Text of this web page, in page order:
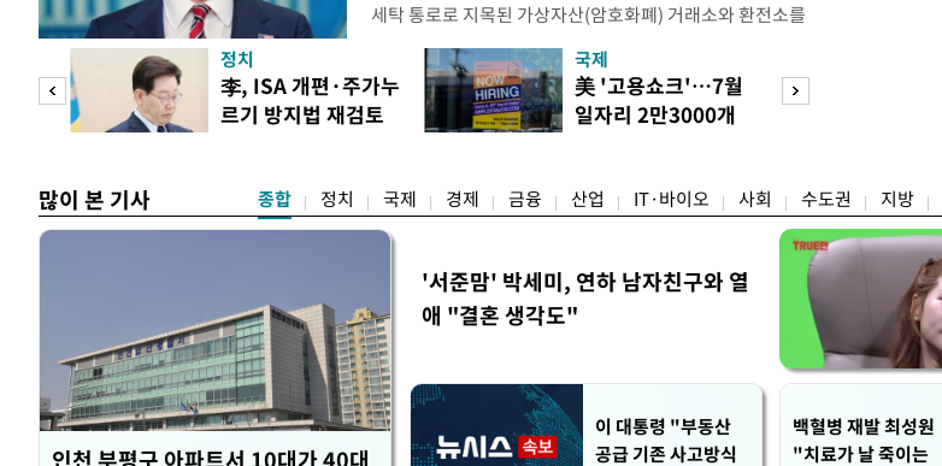
세탁 통로로 지목된 가상자산(암호화폐) 거래소와 환전소를
무더기 제재했다. 미 재무부 해외자산통제국(OFAC)은 이날
이란혁명수비대(IRGC) 자금 조달에 이용된 디지털 자산 거
래소와, 이란의 해외 석유 판매 대금 회수에 동원된 환전 네
트워크를 각각 제재한다고 밝혔다. 동유럽 조지아
정치
李, ISA 개편·주가누
르기 방지법 재검토
국제
美 '고용쇼크'…7월
일자리 2만3000개
많이 본 기사 종합 정치 국제 경제 금융 산업 IT·바이오 사회 수도권 지방
인천 부평구 아파트서 10대가 40대
'서준맘' 박세미, 연하 남자친구와 열
애 "결혼 생각도"
이 대통령 "부동산
공급 기존 사고방식
백혈병 재발 최성원
"치료가 날 죽이는